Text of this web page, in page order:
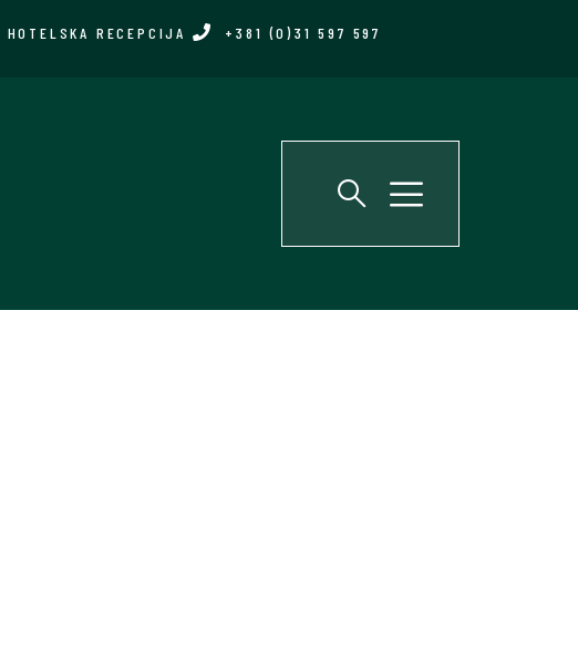
HOTELSKA RECEPCIJA +381 (0)31 597 597